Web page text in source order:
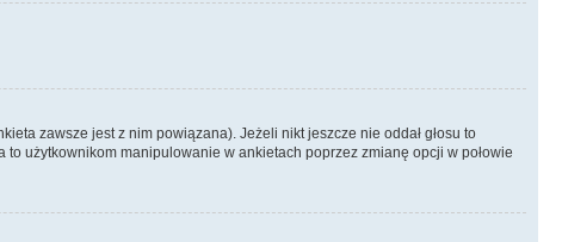
zawsze jest z nim powiązana). Jeżeli nikt jeszcze nie oddał głosu to
użytkownikom manipulowanie w ankietach poprzez zmianę opcji w połowie